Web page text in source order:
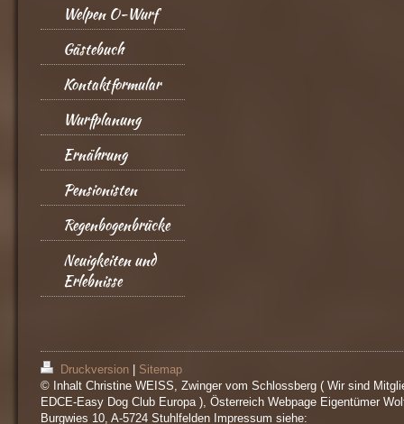
Welpen O-Wurf
Gästebuch
Kontaktformular
Wurfplanung
Ernährung
Pensionisten
Regenbogenbrücke
Neuigkeiten und
Erlebnisse
Druckversion
Sitemap
© Inhalt Christine WEISS, Zwinger vom Schlossberg ( Wir sind
EDCE-Easy Dog Club Europa ), Österreich Webpage Eigentümer
Burgwies 10, A-5724 Stuhlfelden Impressum siehe: